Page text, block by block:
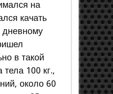
на
качать
дневному
в такой
100 кг.,
около 60